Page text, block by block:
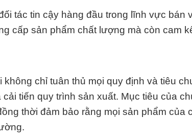
tác tin cậy hàng đầu trong lĩnh vực bán
cấp sản phẩm chất lượng mà còn cam
chỉ tuân thủ mọi quy định và tiêu
tiến quy trình sản xuất. Mục tiêu của
thời đảm bảo rằng mọi sản phẩm của